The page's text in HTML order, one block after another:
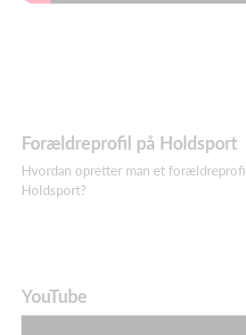
Forældreprofil på Holdsport
Hvordan opretter man et
Holdsport?
YouTube